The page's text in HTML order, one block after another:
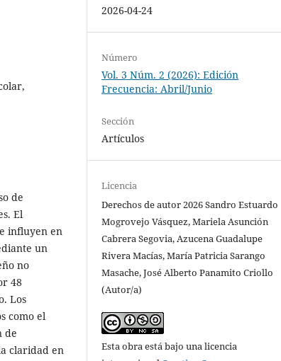
de
El
influyen en
un
no
48
Los
como el
de
claridad en
2026-04-24
Número
Vol. 3 Núm. 2 (2026): Edición
Frecuencia: Abril/Junio
Sección
Artículos
Licencia
Derechos de autor 2026 Sandro Estuardo
Mogrovejo Vásquez, Mariela Asunción
Cabrera Segovia, Azucena Guadalupe
Rivera Macías, María Patricia Sarango
Masache, José Alberto Panamito Criollo
(Autor/a)
Esta obra está bajo una licencia